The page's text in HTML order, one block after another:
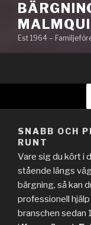
Est 1964 –
SNABB OCH
RUNT
Vare sig du kört i
stående längs
bärgning, så kan
professionell
branschen sedan